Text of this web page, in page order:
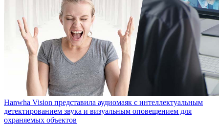
Hanwha Vision представила аудиомаяк с интеллектуальным
детектированием звука и визуальным оповещением для
охраняемых объектов